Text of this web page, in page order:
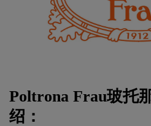
Poltrona Frau玻托
绍：